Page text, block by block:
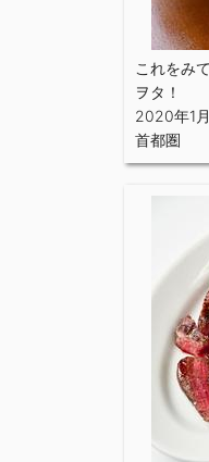
これをみ
ヲタ！
2020年1
首都圏